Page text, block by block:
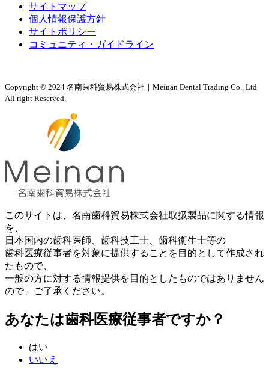
サイトマップ
個人情報保護方針
サイトポリシー
コミュニティ・ガイドライン
Copyright © 2024 名南歯科貿易株式会社｜Meinan Dental Trading Co., Ltd
All right Reserved.
このサイトは、名南歯科貿易株式会社取扱製品に関する情報
を、
日本国内の歯科医師、歯科技工士、歯科衛生士等の
歯科医療従事者を対象に提供することを目的として作成され
たもので、
一般の方に対する情報提供を目的としたものではありません
ので、ご了承ください。
あなたは歯科医療従事者ですか？
はい
いいえ